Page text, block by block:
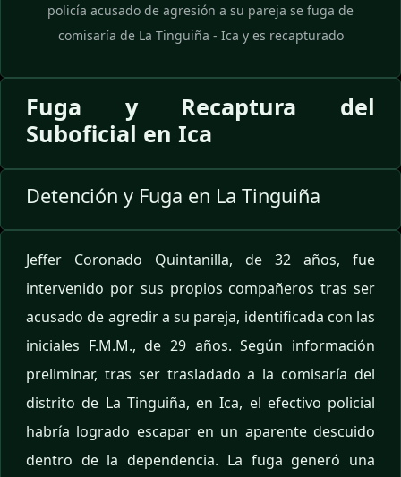
policía acusado de agresión a su pareja se fuga de
comisaría de La Tinguiña - Ica y es recapturado
Fuga y Recaptura del
Suboficial en Ica
Detención y Fuga en La Tinguiña
Jeffer Coronado Quintanilla, de 32 años, fue
intervenido por sus propios compañeros tras ser
acusado de agredir a su pareja, identificada con las
iniciales F.M.M., de 29 años. Según información
preliminar, tras ser trasladado a la comisaría del
distrito de La Tinguiña, en Ica, el efectivo policial
habría logrado escapar en un aparente descuido
dentro de la dependencia. La fuga generó una